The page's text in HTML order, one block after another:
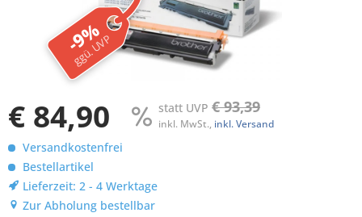
-9%
ggü. UVP
€ 84,90 statt UVP € 93,39
inkl. MwSt., inkl. Versand
Versandkostenfrei
Bestellartikel
Lieferzeit: 2 - 4 Werktage
Zur Abholung bestellbar